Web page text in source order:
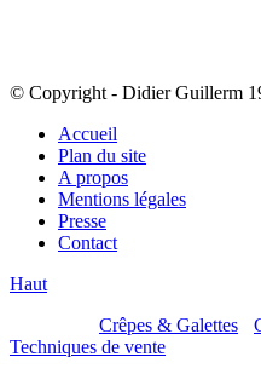
© Copyright - Didier Guillerm
Accueil
Plan du site
A propos
Mentions légales
Presse
Contact
Haut
Crêpes & Galettes
Techniques de vente